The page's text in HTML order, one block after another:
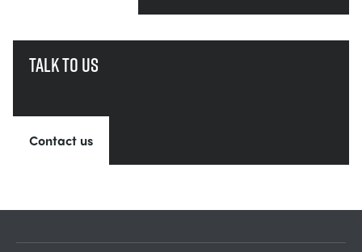
Talk to us
Contact us